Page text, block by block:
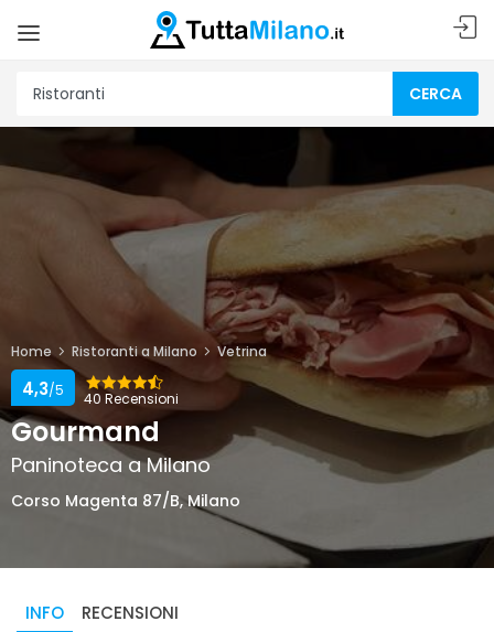
CERCA
Home Ristoranti a Milano Vetrina
40 Recensioni
4,3/5
Gourmand
Paninoteca a Milano
Corso Magenta 87/B, Milano
INFO RECENSIONI